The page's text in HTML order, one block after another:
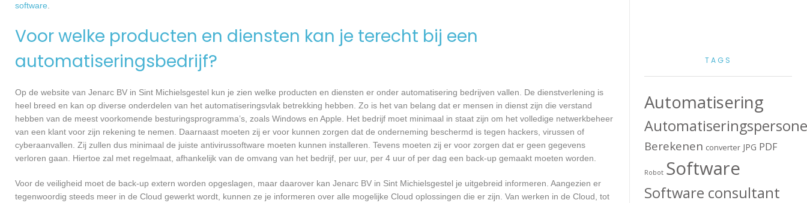
software.
Voor welke producten en diensten kan je terecht bij een
automatiseringsbedrijf?
Op de website van Jenarc BV in Sint Michielsgestel kun je zien welke producten en diensten er onder automatisering bedrijven vallen. De dienstverlening is
heel breed en kan op diverse onderdelen van het automatiseringsvlak betrekking hebben. Zo is het van belang dat er mensen in dienst zijn die verstand
hebben van de meest voorkomende besturingsprogramma’s, zoals Windows en Apple. Het bedrijf moet minimaal in staat zijn om het volledige netwerkbeheer
van een klant voor zijn rekening te nemen. Daarnaast moeten zij er voor kunnen zorgen dat de onderneming beschermd is tegen hackers, virussen of
cyberaanvallen. Zij zullen dus minimaal de juiste antivirussoftware moeten kunnen installeren. Tevens moeten zij er voor zorgen dat er geen gegevens
verloren gaan. Hiertoe zal met regelmaat, afhankelijk van de omvang van het bedrijf, per uur, per 4 uur of per dag een back-up gemaakt moeten worden.
Voor de veiligheid moet de back-up extern worden opgeslagen, maar daarover kan Jenarc BV in Sint Michielsgestel je uitgebreid informeren. Aangezien er
tegenwoordig steeds meer in de Cloud gewerkt wordt, kunnen ze je informeren over alle mogelijke Cloud oplossingen die er zijn. Van werken in de Cloud, tot
TAGS
Automatisering
Berekenen converter JPG PDF
Robot Software
Software consultant